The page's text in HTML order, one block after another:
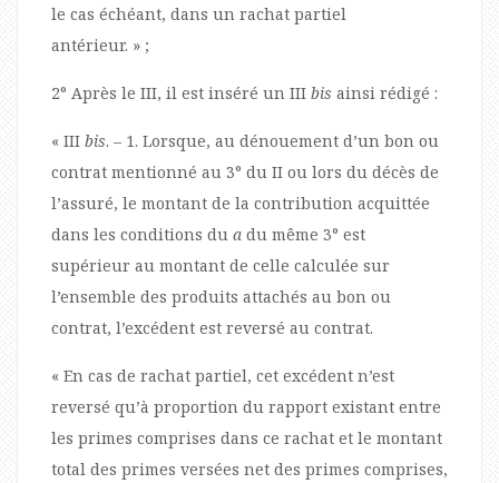
le cas échéant, dans un rachat partiel
antérieur. » ;
2° Après le III, il est inséré un III bis ainsi rédigé :
« III bis. – 1. Lorsque, au dénouement d’un bon ou
contrat mentionné au 3° du II ou lors du décès de
l’assuré, le montant de la contribution acquittée
dans les conditions du a du même 3° est
supérieur au montant de celle calculée sur
l’ensemble des produits attachés au bon ou
contrat, l’excédent est reversé au contrat.
« En cas de rachat partiel, cet excédent n’est
reversé qu’à proportion du rapport existant entre
les primes comprises dans ce rachat et le montant
total des primes versées net des primes comprises,